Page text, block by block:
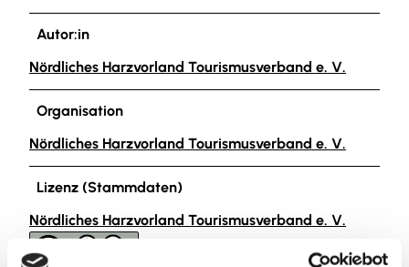
Autor:in
Nördliches Harzvorland Tourismusverband e. V.
Organisation
Nördliches Harzvorland Tourismusverband e. V.
Lizenz (Stammdaten)
Nördliches Harzvorland Tourismusverband e. V.